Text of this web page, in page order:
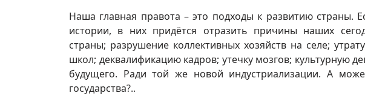
Наша главная правота – это подходы к развитию страны.
истории, в них придётся отразить причины наших
страны; разрушение коллективных хозяйств на селе;
школ; деквалификацию кадров; утечку мозгов; культурную
будущего. Ради той же новой индустриализации. А
государства?..